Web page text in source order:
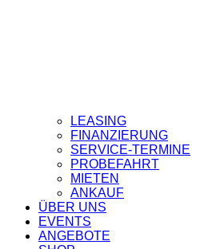
LEASING
FINANZIERUNG
SERVICE-TERMINE
PROBEFAHRT
MIETEN
ANKAUF
ÜBER UNS
EVENTS
ANGEBOTE